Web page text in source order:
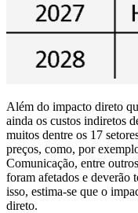
Além do impacto direto
ainda os custos indiretos
muitos dentre os 17
preços, como, por
Comunicação, entre
foram afetados e deverão
isso, estima-se que o
direto.